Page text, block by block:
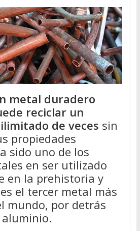
metal duradero
reciclar un
de veces sin
propiedades
sido uno de los
en ser utilizado
en la prehistoria y
el tercer metal más
mundo, por detrás
aluminio.